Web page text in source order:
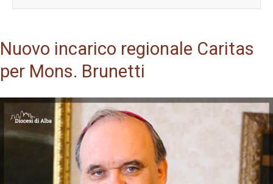
Nuovo incarico regionale Caritas
per Mons. Brunetti